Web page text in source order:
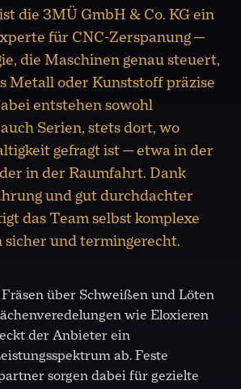
die 3MÜ GmbH & Co. KG ein
für CNC-Zerspanung —
die Maschinen genau steuert,
Metall oder Kunststoff präzise
entstehen sowohl
Serien, stets dort, wo
gefragt ist — etwa in der
in der Raumfahrt. Dank
und gut durchdachter
das Team selbst komplexe
und termingerecht.
über Schweißen und Löten
wie Eloxieren
der Anbieter ein
ab. Feste
sorgen dabei für gezielte